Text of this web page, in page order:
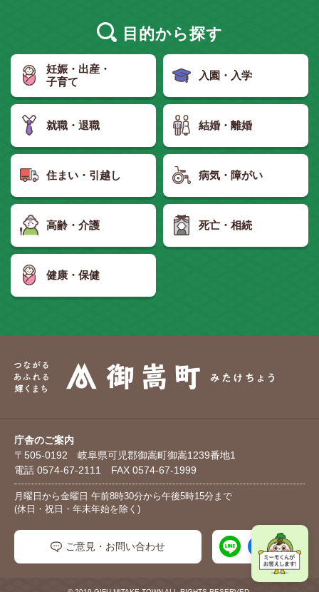
目的から探す
妊娠・出産・
子育て
入園・入学
就職・退職 結婚・離婚
住まい・引越し 病気・障がい
高齢・介護 死亡・相続
健康・保健
庁舎のご案内
〒505-0192 岐阜県可児郡御嵩町御嵩1239番地1
電話 0574-67-2111 FAX 0574-67-1999
月曜日から金曜日 午前8時30分から午後5時15分まで
(休日・祝日・年末年始を除く)
ご意見・お問い合わせ